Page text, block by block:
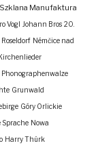
Szklana Manufaktura
Vogl Johann Bros 20.
Roseldorf Némčice nad
Phonographenwalze
Grunwald
Góry Orlickie
Sprache Nowa
Harry Thürk